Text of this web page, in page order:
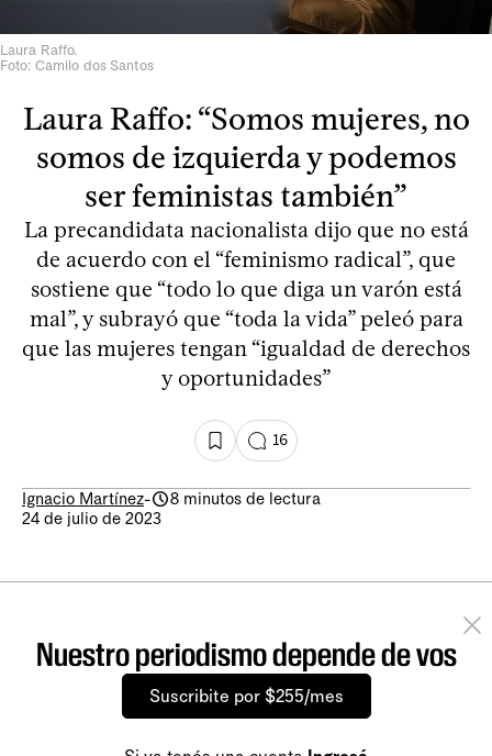
Laura Raffo.
Foto: Camilo dos Santos
Laura Raffo: “Somos mujeres, no
somos de izquierda y podemos
ser feministas también”
La precandidata nacionalista dijo que no está
de acuerdo con el “feminismo radical”, que
sostiene que “todo lo que diga un varón está
mal”, y subrayó que “toda la vida” peleó para
que las mujeres tengan “igualdad de derechos
y oportunidades”
16
Ignacio Martínez-
8 minutos de lectura
24 de julio de 2023
Nuestro periodismo depende de vos
Suscribite por $255/mes